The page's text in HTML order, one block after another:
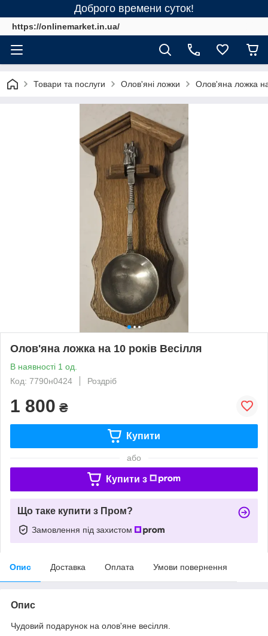
Доброго времени суток!
https://onlinemarket.in.ua/
Товари та послуги Олов'яні ложки Олов'яна ложка
Олов'яна ложка на 10 років Весілля
В наявності 1 од.
Код: 7790н0424
Роздріб
1 800 ₴
Купити
або
Купити з
Що таке купити з Пром?
Замовлення під захистом
Опис Доставка Оплата Умови повернення
Опис
Чудовий подарунок на олов'яне весілля.